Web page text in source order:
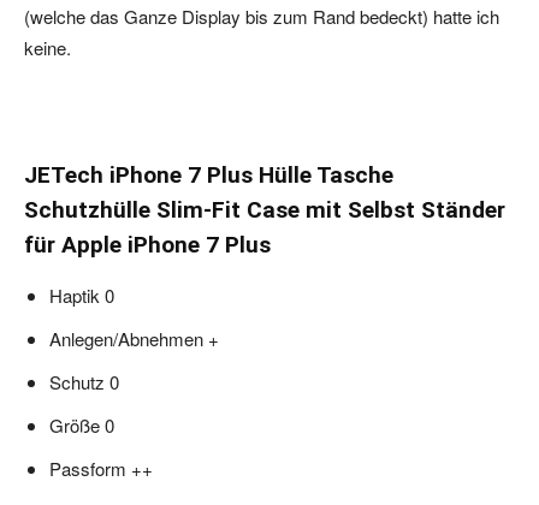
(welche das Ganze Display bis zum Rand bedeckt) hatte ich
keine.
JETech iPhone 7 Plus Hülle Tasche
Schutzhülle Slim-Fit Case mit Selbst Ständer
für Apple iPhone 7 Plus
Haptik 0
Anlegen/Abnehmen +
Schutz 0
Größe 0
Passform ++